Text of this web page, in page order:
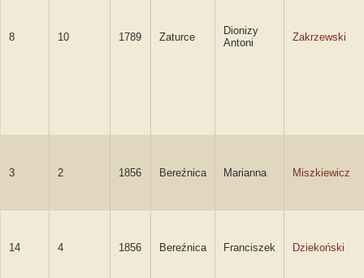
8 10 1789 Zaturce
Dionizy
Antoni
Zakrzewski
3 2 1856 Bereźnica Marianna Miszkiewicz
14 4 1856 Bereźnica Franciszek Dziekoński